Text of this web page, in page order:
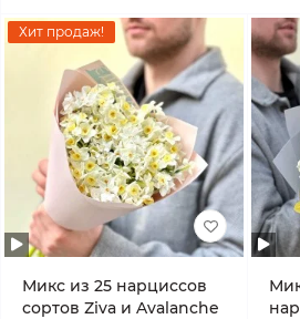
Хит продаж!
Микс из 25 нарциссов
сортов Ziva и Avalanche